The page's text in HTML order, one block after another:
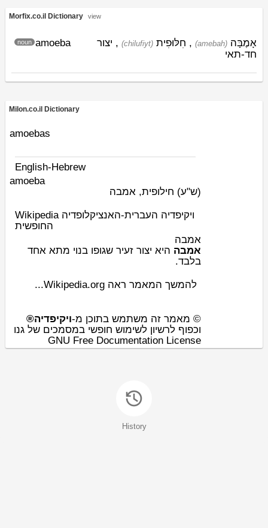
Morfix.co.il Dictionary view
amoeba
noun (amebah) אָמֶבָּה ,
(chilufiyt) חִלּוּפִית
, יצור
חד-תאי
Milon.co.il Dictionary
amoebas
English-Hebrew
amoeba
(ש"ע) חילופית, אמבה
Wikipedia ויקיפדיה העברית-האנציקלופדיה
החופשית
אמבה
אמבה היא יצור זעיר שגופו בנוי מתא אחד
בלבד.
להמשך המאמר ראה Wikipedia.org...
© מאמר זה משתמש בתוכן מ-ויקיפדיה®
וכפוף לרשיון לשימוש חופשי במסמכים של גנו
GNU Free Documentation License
History